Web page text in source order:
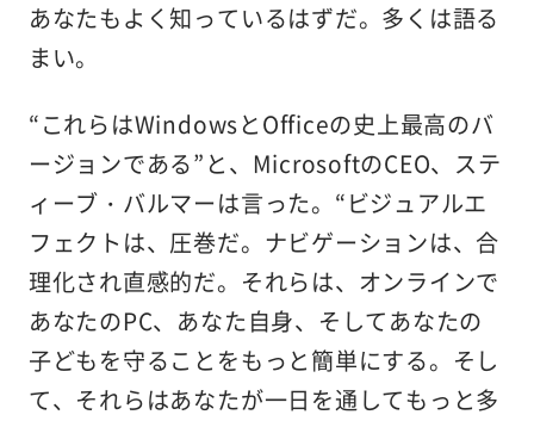
あなたもよく知っているはずだ。多くは語る
まい。
“これらはWindowsとOfficeの史上最高のバ
ージョンである”と、MicrosoftのCEO、ステ
ィーブ・バルマーは言った。“ビジュアルエ
フェクトは、圧巻だ。ナビゲーションは、合
理化され直感的だ。それらは、オンラインで
あなたのPC、あなた自身、そしてあなたの
子どもを守ることをもっと簡単にする。そし
て、それらはあなたが一日を通してもっと多